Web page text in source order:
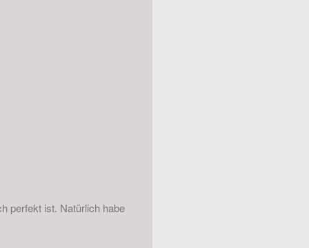
perfekt ist. Natürlich habe